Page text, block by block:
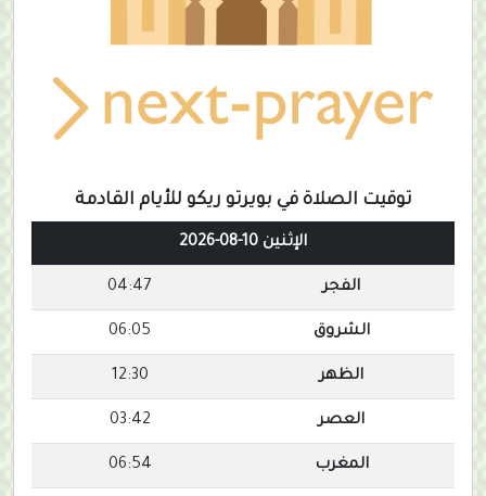
توقيت الصلاة في بويرتو ريكو للأيام القادمة
الإثنين 10-08-2026
الفجر 04:47
الشروق 06:05
الظهر 12:30
العصر 03:42
المغرب 06:54